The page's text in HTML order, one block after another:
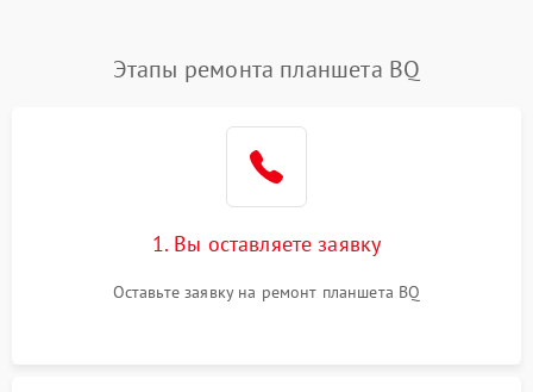
Этапы ремонта планшета BQ
1. Вы оставляете заявку
Оставьте заявку на ремонт планшета BQ